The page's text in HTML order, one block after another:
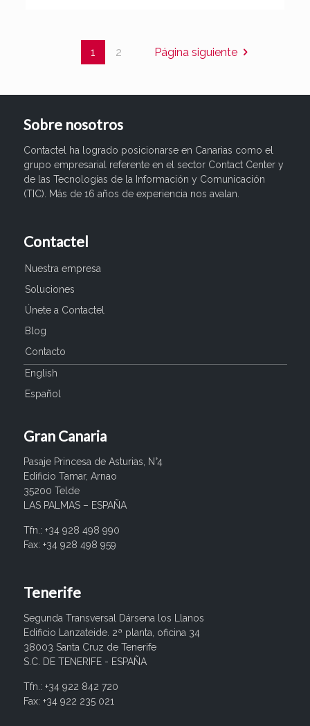
1 2 Página siguiente
Sobre nosotros
Contactel ha logrado posicionarse en Canarias como el
grupo empresarial referente en el sector Contact Center y
de las Tecnologías de la Información y Comunicación
(TIC). Más de 16 años de experiencia nos avalan.
Contactel
Nuestra empresa
Soluciones
Únete a Contactel
Blog
Contacto
English
Español
Gran Canaria
Pasaje Princesa de Asturias, N°4
Edificio Tamar, Arnao
35200 Telde
LAS PALMAS – ESPAÑA
Tfn.: +34 928 498 990
Fax: +34 928 498 959
Tenerife
Segunda Transversal Dársena los Llanos
Edificio Lanzateide. 2ª planta, oficina 34
38003 Santa Cruz de Tenerife
S.C. DE TENERIFE - ESPAÑA
Tfn.: +34 922 842 720
Fax: +34 922 235 021